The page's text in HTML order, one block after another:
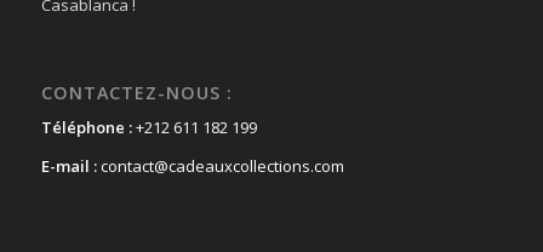
Casablanca !
CONTACTEZ-NOUS :
Téléphone :+212 611 182 199
E-mail :contact@cadeauxcollections.com